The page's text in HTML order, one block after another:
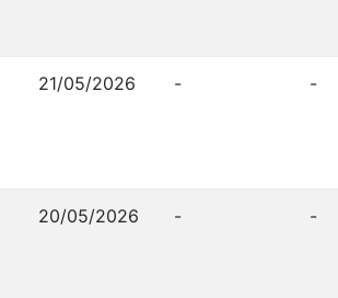
21/05/2026 - -
20/05/2026 - -